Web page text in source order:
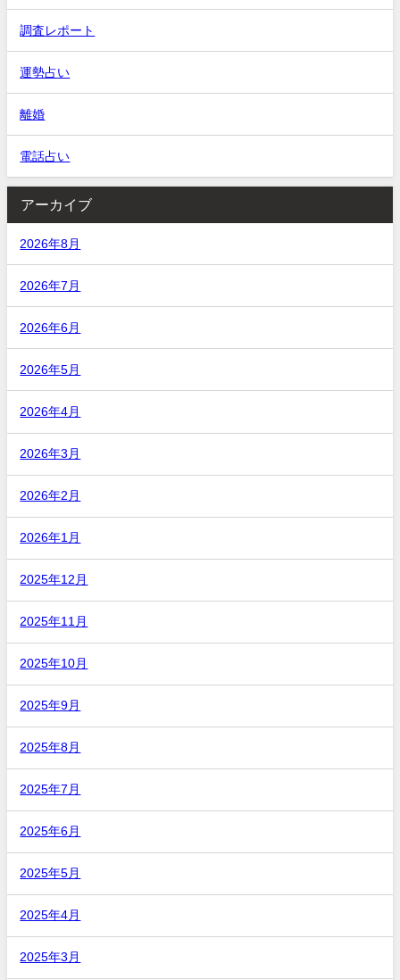
調査レポート
運勢占い
離婚
電話占い
アーカイブ
2026年8月
2026年7月
2026年6月
2026年5月
2026年4月
2026年3月
2026年2月
2026年1月
2025年12月
2025年11月
2025年10月
2025年9月
2025年8月
2025年7月
2025年6月
2025年5月
2025年4月
2025年3月